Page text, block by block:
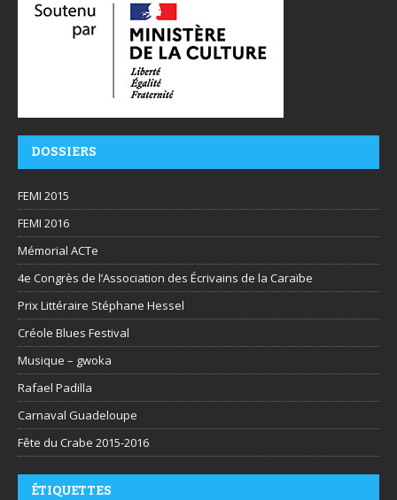
DOSSIERS
FEMI 2015
FEMI 2016
Mémorial ACTe
4e Congrès de l’Association des Écrivains de la Caraïbe
Prix Littéraire Stéphane Hessel
Créole Blues Festival
Musique – gwoka
Rafael Padilla
Carnaval Guadeloupe
Fête du Crabe 2015-2016
ÉTIQUETTES